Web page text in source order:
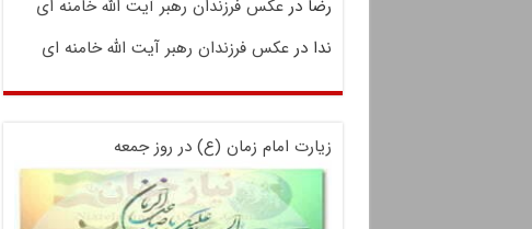
رضا درعکس فرزندان رهبر آیت الله خامنه ای
ندا درعکس فرزندان رهبر آیت الله خامنه ای
زیارت امام زمان (ع) در روز جمعه